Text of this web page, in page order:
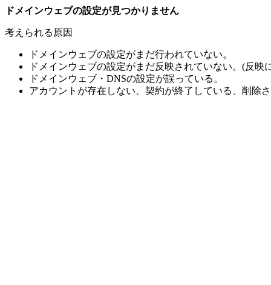
ドメインウェブの設定が見つかりません
考えられる原因
ドメインウェブの設定がまだ行われていない。
ドメインウェブの設定がまだ反映されていない。(反
ドメインウェブ・DNSの設定が誤っている。
アカウントが存在しない、契約が終了している、削除